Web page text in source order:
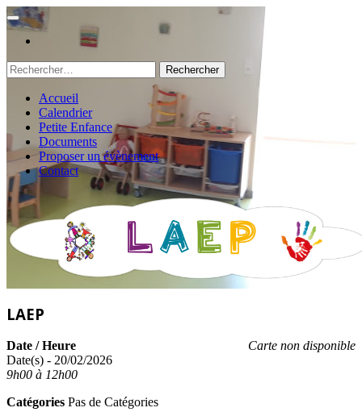
Rechercher :
Accueil
Calendrier
Petite Enfance
Documents
Proposer un évènement
Contact
LAEP
Carte non disponible
Date / Heure
Date(s) - 20/02/2026
9h00 à 12h00
Catégories Pas de Catégories